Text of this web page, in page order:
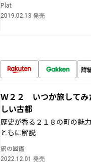
Plat
2019.02.13 発売
詳
Ｗ２２ いつか旅してみ
しい古都
歴史が香る２１８の町の魅
ともに解説
旅の図鑑
2022.12.01 発売